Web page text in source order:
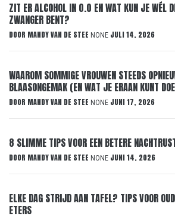
ZIT ER ALCOHOL IN 0.0 EN WAT KUN JE WÉL
ZWANGER BENT?
DOOR MANDY VAN DE STEE NONE JULI 14, 2026
WAAROM SOMMIGE VROUWEN STEEDS
BLAASONGEMAK (EN WAT JE ERAAN KUNT
DOOR MANDY VAN DE STEE NONE JUNI 17, 2026
8 SLIMME TIPS VOOR EEN BETERE
DOOR MANDY VAN DE STEE NONE JUNI 14, 2026
ELKE DAG STRIJD AAN TAFEL? TIPS VOOR
ETERS